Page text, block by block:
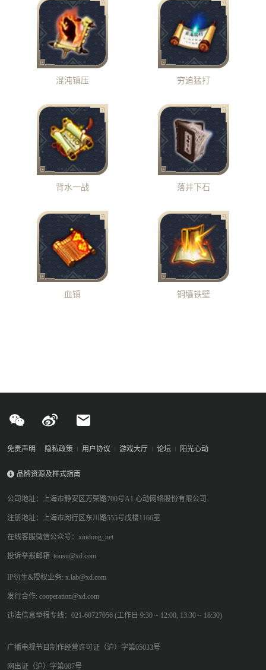
混沌镇压 穷追猛打
背水一战 落井下石
血镇 铜墙铁壁
免责声明 隐私政策 用户协议 游戏大厅 论坛 阳光心动
品牌资源及样式指南
公司地址：上海市静安区万荣路700号A1 心动网络股份有限公司
注册地址：上海市闵行区东川路555号戊楼1166室
在线客服微信公众号：xindong_net
投诉举报邮箱: tousu@xd.com
IP衍生&授权业务: x.lab@xd.com
发行合作: cooperation@xd.com
违法信息举报专线：021-60727056 (工作日 9:30 ~ 12:00, 13:30 ~ 18:30)
广播电视节目制作经营许可证（沪）字第05033号
网出证（沪）字第007号